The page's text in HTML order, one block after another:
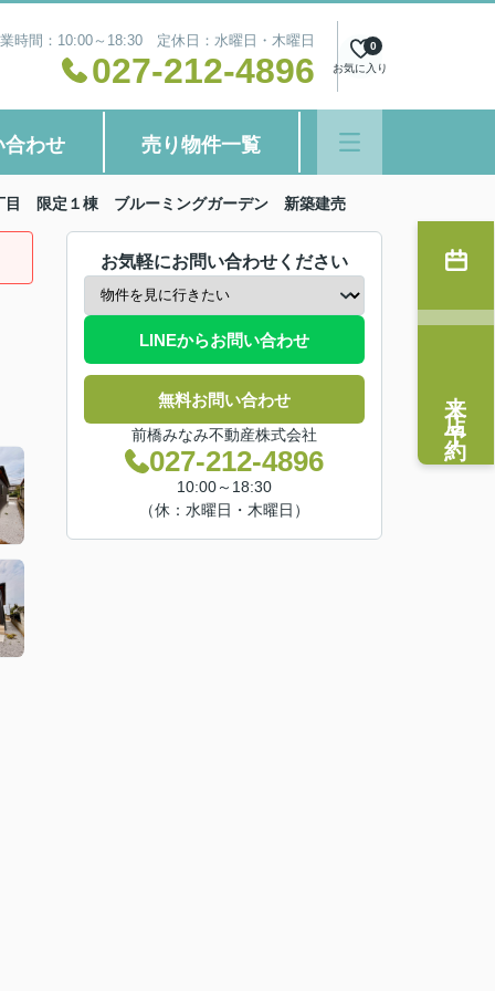
時間：10:00～18:30 定休日：水曜日・木曜日
027-212-4896 お気に入り
0
合わせ 売り物件一覧
目 限定１棟 ブルーミングガーデン 新築建売
お気軽にお問い合わせください
LINEからお問い合わせ
無料お問い合わせ
前橋みなみ不動産株式会社
027-212-4896
10:00～18:30
（休：水曜日・木曜日）
来店予約